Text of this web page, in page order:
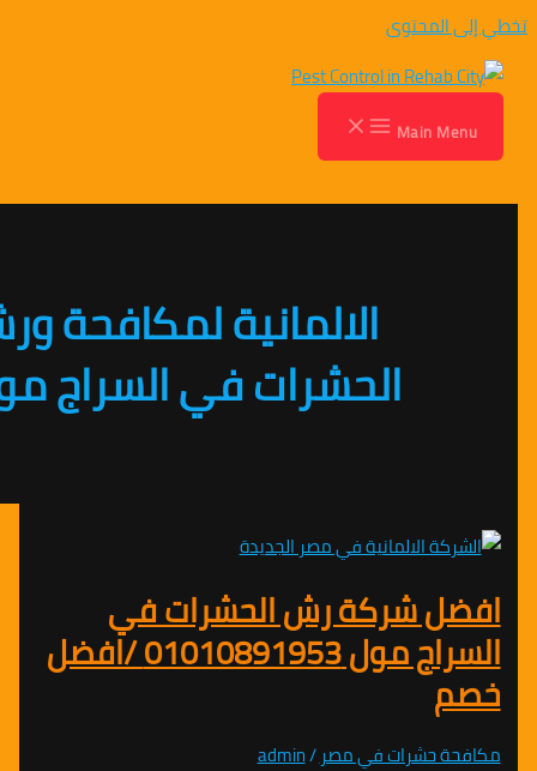
الالمانية لمكافحة ورش
الحشرات في السراج مول
شركة رش الحشرات في
السراج مول 01010891953 /افضل
حشرات في مصر/
admin